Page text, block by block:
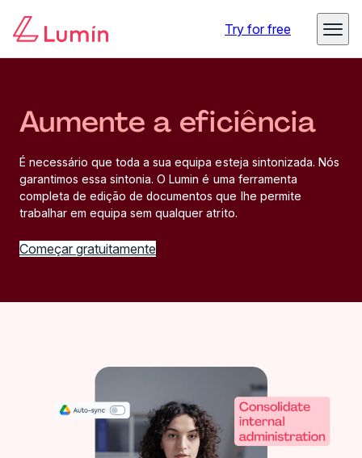
Try for free
Aumente a eficiência
É necessário que toda a sua equipa esteja sintonizada. Nós
garantimos essa sintonia. O Lumin é uma ferramenta
completa de edição de documentos que lhe permite
trabalhar em equipa sem qualquer atrito.
Começar gratuitamente